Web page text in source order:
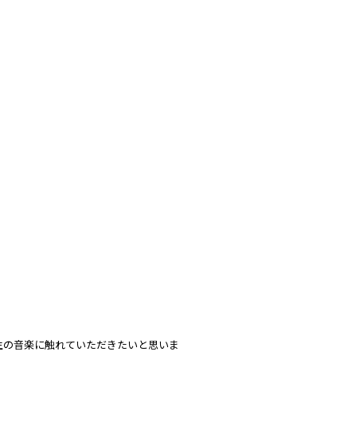
音楽に触れていただきたいと思いま